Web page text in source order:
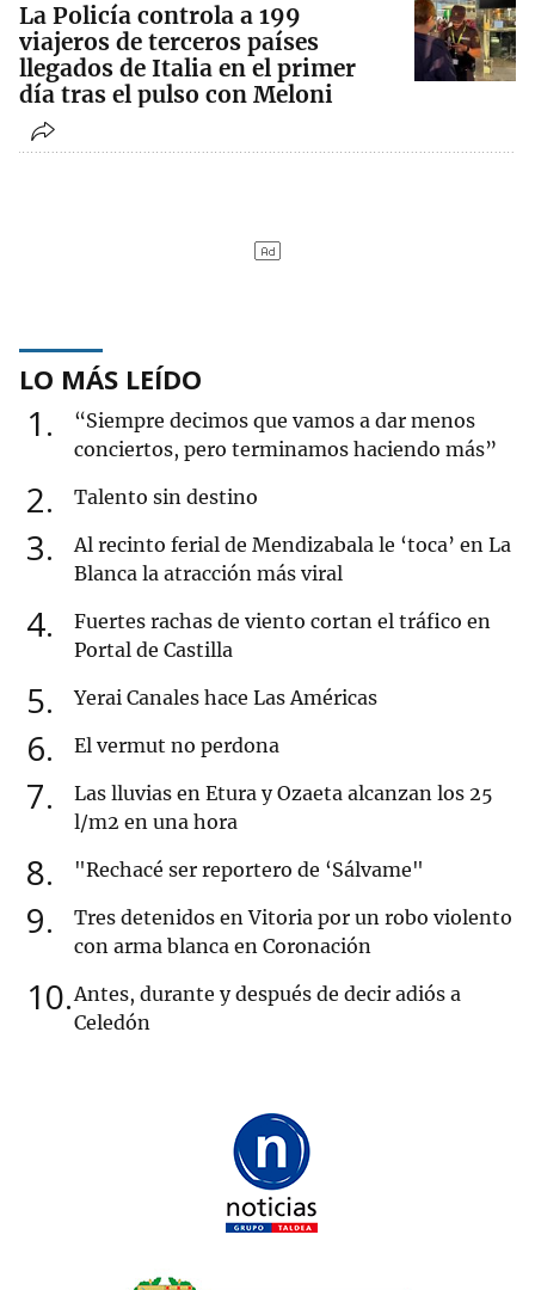
La Policía controla a 199
viajeros de terceros países
llegados de Italia en el primer
día tras el pulso con Meloni
LO MÁS LEÍDO
1
“Siempre decimos que vamos a dar menos
conciertos, pero terminamos haciendo más”
2 Talento sin destino
3
Al recinto ferial de Mendizabala le ‘toca’ en La
Blanca la atracción más viral
4
Fuertes rachas de viento cortan el tráfico en
Portal de Castilla
5 Yerai Canales hace Las Américas
6 El vermut no perdona
7
Las lluvias en Etura y Ozaeta alcanzan los 25
l/m2 en una hora
8 "Rechacé ser reportero de ‘Sálvame"
9
Tres detenidos en Vitoria por un robo violento
con arma blanca en Coronación
10 Antes, durante y después de decir adiós a
Celedón